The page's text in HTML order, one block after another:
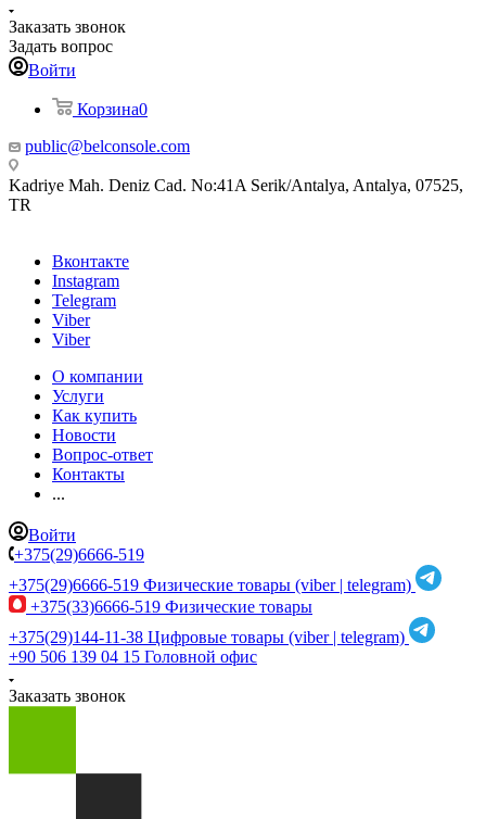
Заказать звонок
Задать вопрос
Войти
Корзина0
public@belconsole.com
Kadriye Mah. Deniz Cad. No:41A Serik/Antalya, Antalya, 07525,
TR
Вконтакте
Instagram
Telegram
Viber
Viber
О компании
Услуги
Как купить
Новости
Вопрос-ответ
Контакты
...
Войти
+375(29)6666-519
+375(29)6666-519 Физические товары (viber | telegram)
+375(33)6666-519 Физические товары
+375(29)144-11-38 Цифровые товары (viber | telegram)
+90 506 139 04 15 Головной офис
Заказать звонок